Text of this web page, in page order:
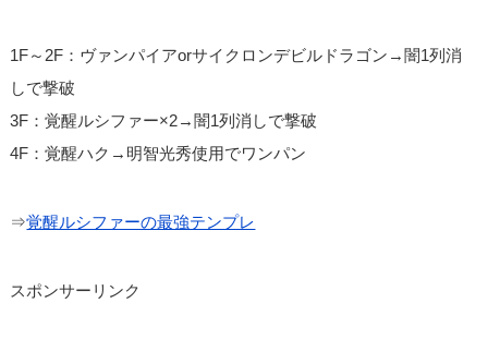
1F～2F：ヴァンパイアorサイクロンデビルドラゴン→闇1列消
しで撃破
3F：覚醒ルシファー×2→闇1列消しで撃破
4F：覚醒ハク→明智光秀使用でワンパン
⇒覚醒ルシファーの最強テンプレ
スポンサーリンク